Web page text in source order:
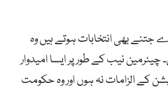
جتنے بھی انتخابات ہوتے ہیں وہ
چیئرمین نیب کے طور پر ایسا امیدوار
کے الزامات نہ ہوں اور وہ حکومت